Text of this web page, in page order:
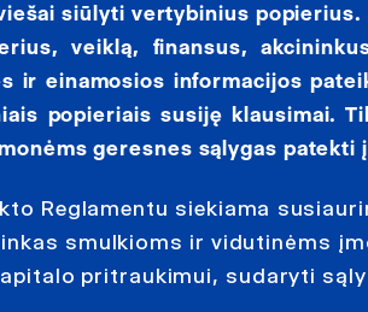
siūlyti vertybinius
veiklą, finansus,
ir einamosios informacijos
popieriais susiję klausimai.
geresnes sąlygas patekti
Reglamentu siekiama
smulkioms ir vidutinėms
pritraukimui, sudaryti